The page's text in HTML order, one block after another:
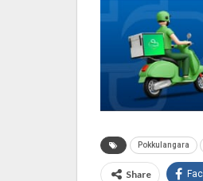
Pokkulangara
Share